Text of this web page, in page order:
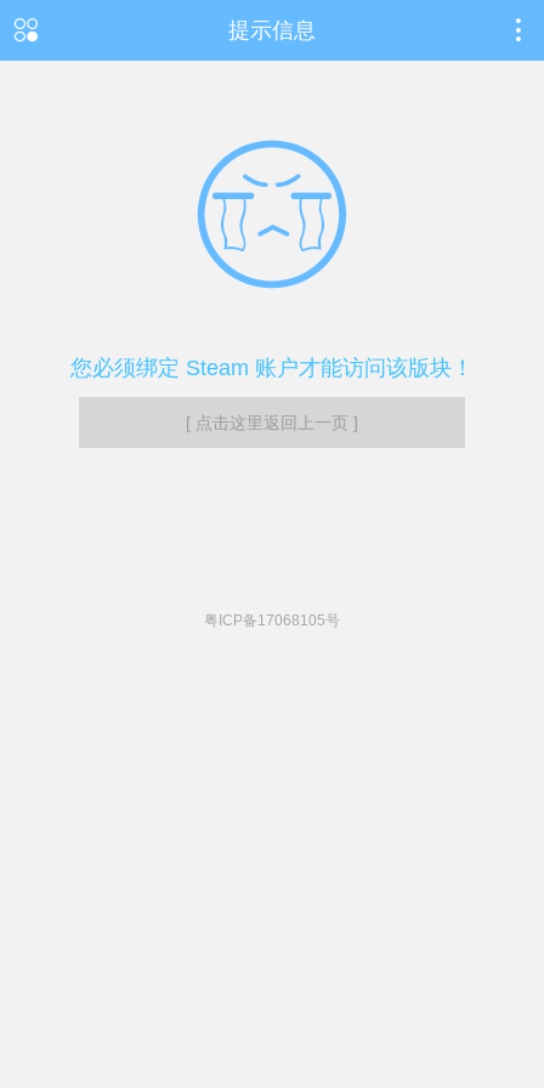
提示信息
您必须绑定 Steam 账户才能访问该版块！
[ 点击这里返回上一页 ]
粤ICP备17068105号